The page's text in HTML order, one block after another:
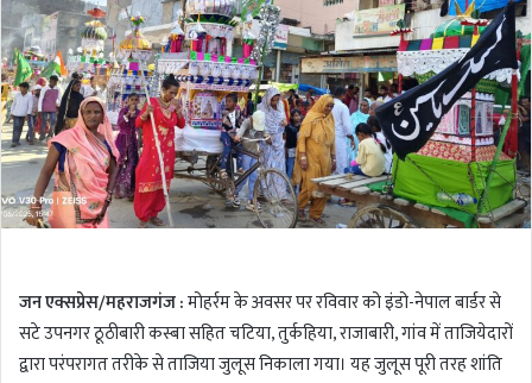
w
o
n
T
w
i
t
t
n
e
m
a
i
l
जन एक्सप्रेस/महराजगंज :मोहर्रम के अवसर पर रविवार को इंडो-नेपाल बार्डर से
सटे उपनगर ठूठीबारी कस्बा सहित चटिया, तुर्कहिया, राजाबारी, गांव में ताजियेदारों
द्वारा परंपरागत तरीके से ताजिया जुलूस निकाला गया। यह जुलूस पूरी तरह शांति